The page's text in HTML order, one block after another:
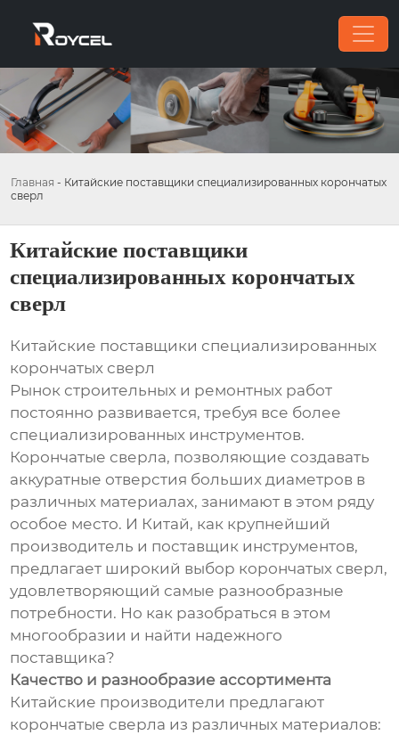
Главная - Китайские поставщики специализированных корончатых
сверл
Китайские поставщики
специализированных корончатых
сверл
Китайские поставщики специализированных
корончатых сверл
Рынок строительных и ремонтных работ
постоянно развивается, требуя все более
специализированных инструментов.
Корончатые сверла, позволяющие создавать
аккуратные отверстия больших диаметров в
различных материалах, занимают в этом ряду
особое место. И Китай, как крупнейший
производитель и поставщик инструментов,
предлагает широкий выбор корончатых сверл,
удовлетворяющий самые разнообразные
потребности. Но как разобраться в этом
многообразии и найти надежного
поставщика?
Качество и разнообразие ассортимента
Китайские производители предлагают
корончатые сверла из различных материалов: